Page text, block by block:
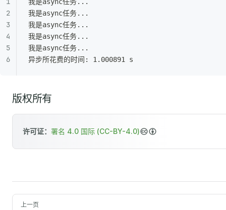
我是async任务...
我是async任务...
我是async任务...
我是async任务...
异步所花费的时间: 1.000891 s
版权所有
许可证： 署名 4.0 国际 (CC-BY-4.0)
上一页